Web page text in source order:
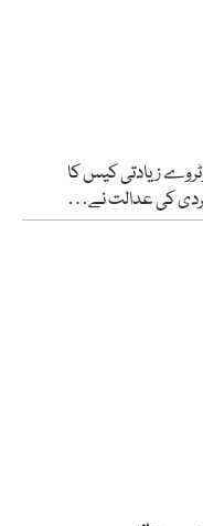
زیادتی کیس کا
کی عدالت نے…